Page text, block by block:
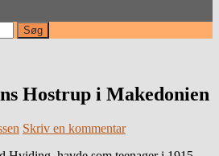
Hostrup i Makedonien
Skriv en kommentar